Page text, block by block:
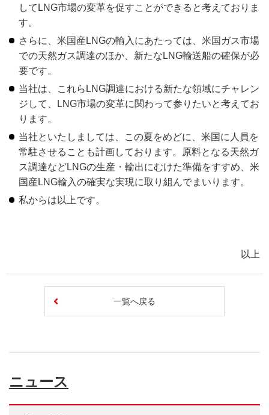
してLNG市場の変革を促すことができると考えておりま
す。
さらに、米国産LNGの輸入にあたっては、米国ガス市場
での天然ガス調達のほか、新たなLNG輸送船の確保が必
要です。
当社は、これらLNG調達における新たな領域にチャレン
ジして、LNG市場の変革に関わって参りたいと考えてお
ります。
当社といたしましては、この夏をめどに、米国に人員を
常駐させることも計画しております。原料となる天然ガ
ス調達などLNGの生産・輸出にむけた準備をすすめ、米
国産LNG輸入の確実な実現に取り組んでまいります。
私からは以上です。
以上
一覧へ戻る
ニュース